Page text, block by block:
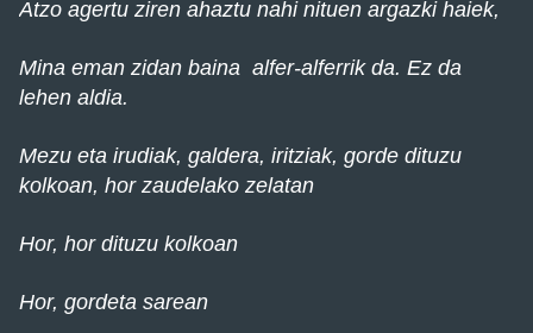
Atzo agertu ziren ahaztu nahi nituen argazki haiek,
Mina eman zidan baina alfer-alferrik da. Ez da
lehen aldia.
Mezu eta irudiak, galdera, iritziak, gorde dituzu
kolkoan, hor zaudelako zelatan
Hor, hor dituzu kolkoan
Hor, gordeta sarean